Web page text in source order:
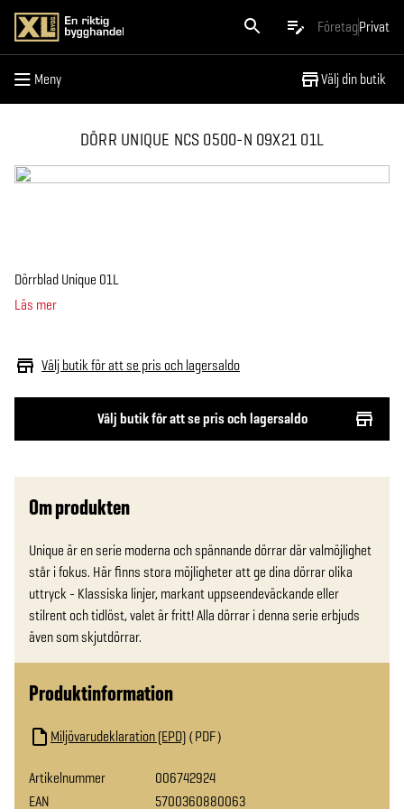
FöretagPrivat
Meny Välj din butik
Meny
DÖRR UNIQUE NCS 0500-N 09X21 01L
Välj butik för att se pris och lagersaldo
Välj butik för att se pris och lagersaldo
Dörrblad Unique 01L
Läs mer
Om produkten
Unique är en serie moderna och spännande dörrar där valmöjlighet
står i fokus. Här finns stora möjligheter att ge dina dörrar olika
uttryck - Klassiska linjer, markant uppseendeväckande eller
stilrent och tidlöst, valet är fritt! Alla dörrar i denna serie erbjuds
även som skjutdörrar.
Produktinformation
Miljövarudeklaration (EPD) PDF
Artikelnummer
006742924
EAN
5700360880063